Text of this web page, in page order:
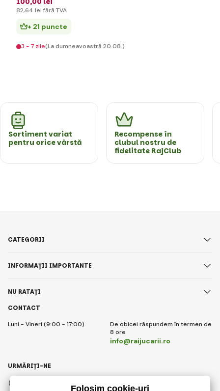
82,64 lei fără TVA
+ 21 puncte
3 - 7 zile(La dumneavoastră 20.08.)
Sortiment variat
pentru orice vârstă
Recompense în
clubul nostru de
fidelitate RajClub
CONTACT
Luni - Vineri (9:00 - 17:00)
De obicei răspundem în termen de
8 ore
info@raijucarii.ro
CATEGORII
INFORMAȚII IMPORTANTE
NU RATAȚI
URMĂRIȚI-NE
Instagram